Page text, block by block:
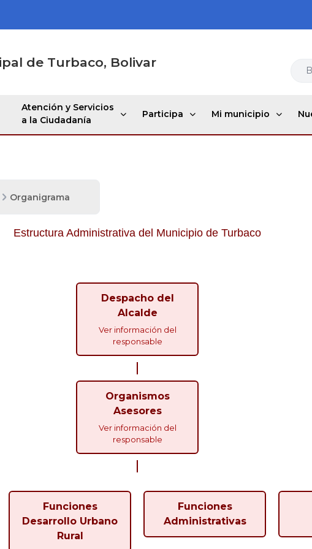
de Turbaco, Bolivar
Atención y Servicios
a la Ciudadanía
Participa Mi municipio
Organigrama
Estructura Administrativa del Municipio de Turbaco
Despacho del
Alcalde
Ver información del
responsable
Organismos
Asesores
Ver información del
responsable
Funciones
Desarrollo Urbano
Rural
Funciones
Administrativas